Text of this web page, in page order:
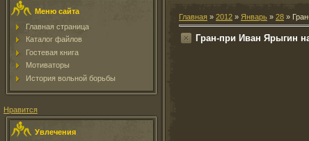
Меню сайта
Главная страница
Каталог файлов
Гостевая книга
Мотиваторы
История вольной борьбы
Нравится
Увлечения
Главная » 2012 » Январь » 28 »
Гран-при Иван Ярыгин